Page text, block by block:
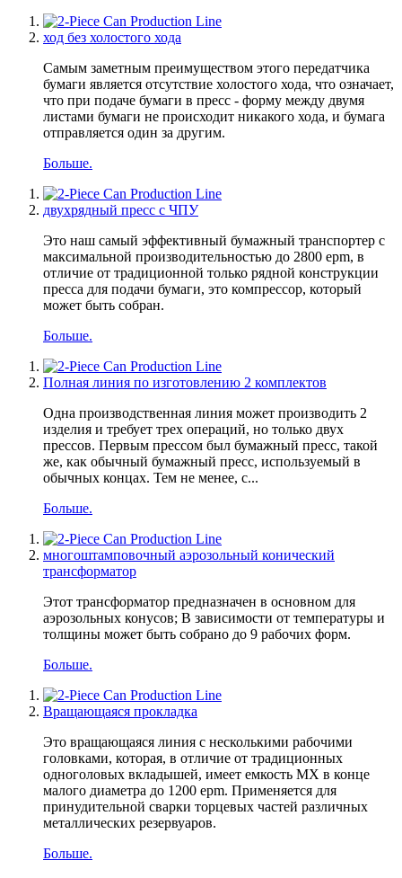
ход без холостого хода
Самым заметным преимуществом этого передатчика
бумаги является отсутствие холостого хода, что означает,
что при подаче бумаги в пресс - форму между двумя
листами бумаги не происходит никакого хода, и бумага
отправляется один за другим.
Больше.
двухрядный пресс с ЧПУ
Это наш самый эффективный бумажный транспортер с
максимальной производительностью до 2800 epm, в
отличие от традиционной только рядной конструкции
пресса для подачи бумаги, это компрессор, который
может быть собран.
Больше.
Полная линия по изготовлению 2 комплектов
Одна производственная линия может производить 2
изделия и требует трех операций, но только двух
прессов. Первым прессом был бумажный пресс, такой
же, как обычный бумажный пресс, используемый в
обычных концах. Тем не менее, с...
Больше.
многоштамповочный аэрозольный конический
трансформатор
Этот трансформатор предназначен в основном для
аэрозольных конусов; В зависимости от температуры и
толщины может быть собрано до 9 рабочих форм.
Больше.
Вращающаяся прокладка
Это вращающаяся линия с несколькими рабочими
головками, которая, в отличие от традиционных
одноголовых вкладышей, имеет емкость MX в конце
малого диаметра до 1200 epm. Применяется для
принудительной сварки торцевых частей различных
металлических резервуаров.
Больше.